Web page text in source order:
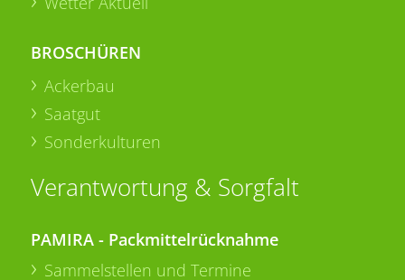
BROSCHÜREN
Ackerbau
Saatgut
Sonderkulturen
Verantwortung & Sorgfalt
PAMIRA - Packmittelrücknahme
Sammelstellen und Termine